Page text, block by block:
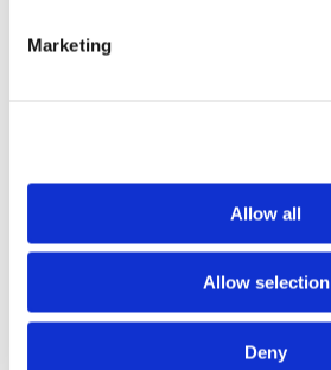
Marketing
Allow all
Allow selection
Deny
1 annonces trouvées